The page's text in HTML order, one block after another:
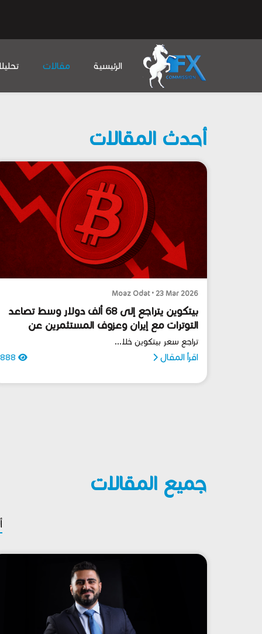
الرئيسية مقالات
أحدث المقالات
Moaz Odat • 23 Mar 2026
بيتكوين يتراجع إلى 68 ألف دولار وسط تصاعد
التوترات مع إيران وعزوف المستثمرين عن
المخاطرة
تراجع سعر بيتكوين خلا...
اقرأ المقال
جميع المقالات